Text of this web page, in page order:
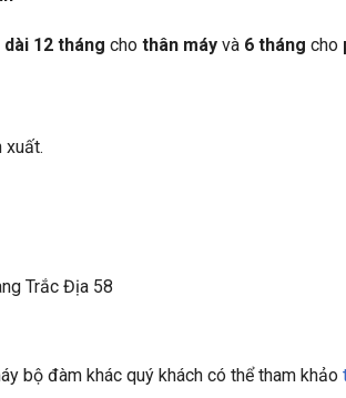
dài 12 tháng cho thân máy và 6 tháng cho
xuất.
Trắc Địa 58
bộ đàm khác quý khách có thể tham khảo